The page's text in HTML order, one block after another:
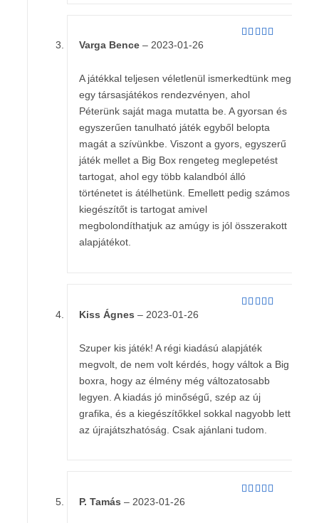
Varga Bence– 2023-01-26
A játékkal teljesen véletlenül ismerkedtünk meg
egy társasjátékos rendezvényen, ahol
Péterünk saját maga mutatta be. A gyorsan és
egyszerűen tanulható játék egyből belopta
magát a szívünkbe. Viszont a gyors, egyszerű
játék mellet a Big Box rengeteg meglepetést
tartogat, ahol egy több kalandból álló
történetet is átélhetünk. Emellett pedig számos
kiegészítőt is tartogat amivel
megbolondíthatjuk az amúgy is jól összerakott
alapjátékot.
Kiss Ágnes– 2023-01-26
Szuper kis játék! A régi kiadású alapjáték
megvolt, de nem volt kérdés, hogy váltok a Big
boxra, hogy az élmény még változatosabb
legyen. A kiadás jó minőségű, szép az új
grafika, és a kiegészítőkkel sokkal nagyobb lett
az újrajátszhatóság. Csak ajánlani tudom.
P. Tamás– 2023-01-26